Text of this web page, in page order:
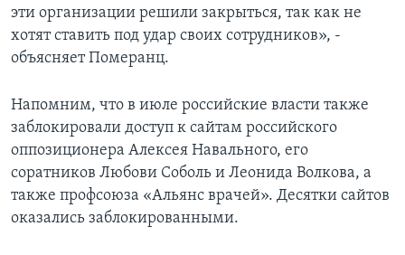
эти организации решили закрыться, так как не
хотят ставить под удар своих сотрудников», -
объясняет Померанц.
Напомним, что в июле российские власти также
заблокировали доступ к сайтам российского
оппозиционера Алексея Навального, его
соратников Любови Соболь и Леонида Волкова, а
также профсоюза «Альянс врачей». Десятки сайтов
оказались заблокированными.